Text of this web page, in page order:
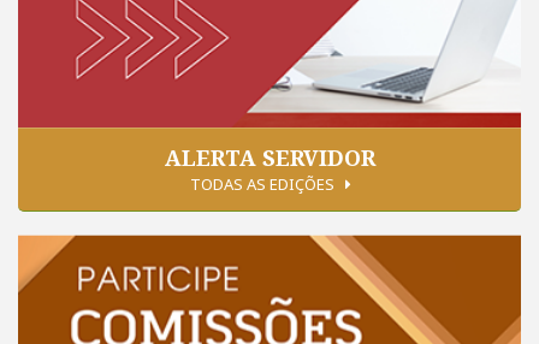
ALERTA SERVIDOR
TODAS AS EDIÇÕES